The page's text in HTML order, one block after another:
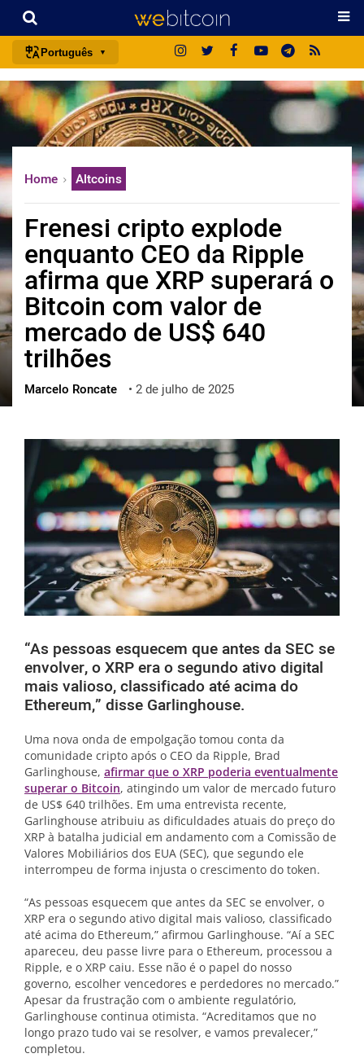
Português
português (BR)
english
español
italiano
日本語
中文
русский
한국어
العربية
ไทย
ქართული
vietnamese
Home Altcoins
Frenesi cripto explode
enquanto CEO da Ripple
afirma que XRP superará o
Bitcoin com valor de
mercado de US$ 640
trilhões
Marcelo Roncate • 2 de julho de 2025
“As pessoas esquecem que antes da SEC se
envolver, o XRP era o segundo ativo digital
mais valioso, classificado até acima do
Ethereum,” disse Garlinghouse.
Uma nova onda de empolgação tomou conta da
comunidade cripto após o CEO da Ripple, Brad
Garlinghouse, afirmar que o XRP poderia eventualmente
superar o Bitcoin, atingindo um valor de mercado futuro
de US$ 640 trilhões. Em uma entrevista recente,
Garlinghouse atribuiu as dificuldades atuais do preço do
XRP à batalha judicial em andamento com a Comissão de
Valores Mobiliários dos EUA (SEC), que segundo ele
interrompeu de forma injusta o crescimento do token.
“As pessoas esquecem que antes da SEC se envolver, o
XRP era o segundo ativo digital mais valioso, classificado
até acima do Ethereum,” afirmou Garlinghouse. “Aí a SEC
apareceu, deu passe livre para o Ethereum, processou a
Ripple, e o XRP caiu. Esse não é o papel do nosso
governo, escolher vencedores e perdedores no mercado.”
Apesar da frustração com o ambiente regulatório,
Garlinghouse continua otimista. “Acreditamos que no
longo prazo tudo vai se resolver, e vamos prevalecer,”
completou.